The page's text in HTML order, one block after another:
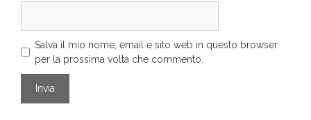
Salva il mio nome, email e sito web in questo browser
per la prossima volta che commento.